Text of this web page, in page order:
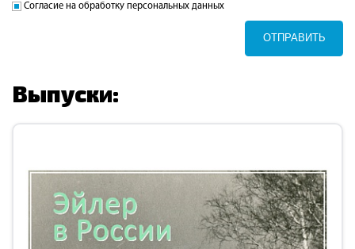
Согласие на обработку персональных данных
ОТПРАВИТЬ
Выпуски: